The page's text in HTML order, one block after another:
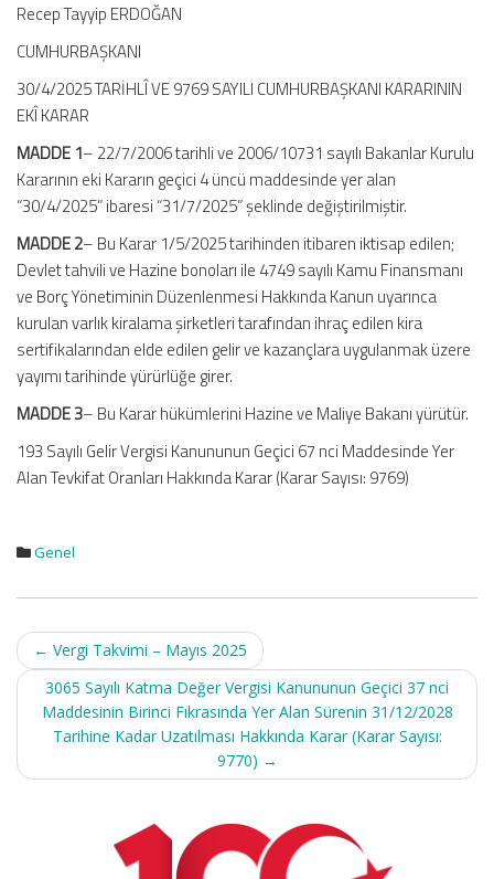
Recep Tayyip ERDOĞAN
CUMHURBAŞKANI
30/4/2025 TARİHLÎ VE 9769 SAYILI CUMHURBAŞKANI KARARININ
EKÎ KARAR
MADDE 1– 22/7/2006 tarihli ve 2006/10731 sayılı Bakanlar Kurulu
Kararının eki Kararın geçici 4 üncü maddesinde yer alan
“30/4/2025” ibaresi “31/7/2025” şeklinde değiştirilmiştir.
MADDE 2– Bu Karar 1/5/2025 tarihinden itibaren iktisap edilen;
Devlet tahvili ve Hazine bonoları ile 4749 sayılı Kamu Finansmanı
ve Borç Yönetiminin Düzenlenmesi Hakkında Kanun uyarınca
kurulan varlık kiralama şirketleri tarafından ihraç edilen kira
sertifikalarından elde edilen gelir ve kazançlara uygulanmak üzere
yayımı tarihinde yürürlüğe girer.
MADDE 3– Bu Karar hükümlerini Hazine ve Maliye Bakanı yürütür.
193 Sayılı Gelir Vergisi Kanununun Geçici 67 nci Maddesinde Yer
Alan Tevkifat Oranları Hakkında Karar (Karar Sayısı: 9769)
Genel
Post
navigation
← Vergi Takvimi – Mayıs 2025
3065 Sayılı Katma Değer Vergisi Kanununun Geçici 37 nci
Maddesinin Birinci Fıkrasında Yer Alan Sürenin 31/12/2028
Tarihine Kadar Uzatılması Hakkında Karar (Karar Sayısı:
9770) →